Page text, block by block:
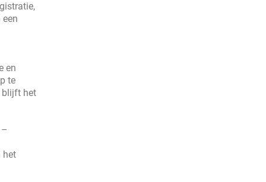
en
te
blijft het
het